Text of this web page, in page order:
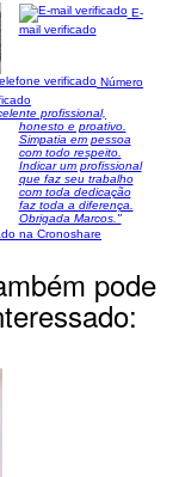
E-
mail verificado
Número
profissional,
honesto e proativo.
Simpatia em pessoa
com todo respeito.
Indicar um profissional
que faz seu trabalho
com toda dedicação
faz toda a diferença.
Obrigada Marcos."
na Cronoshare
pode